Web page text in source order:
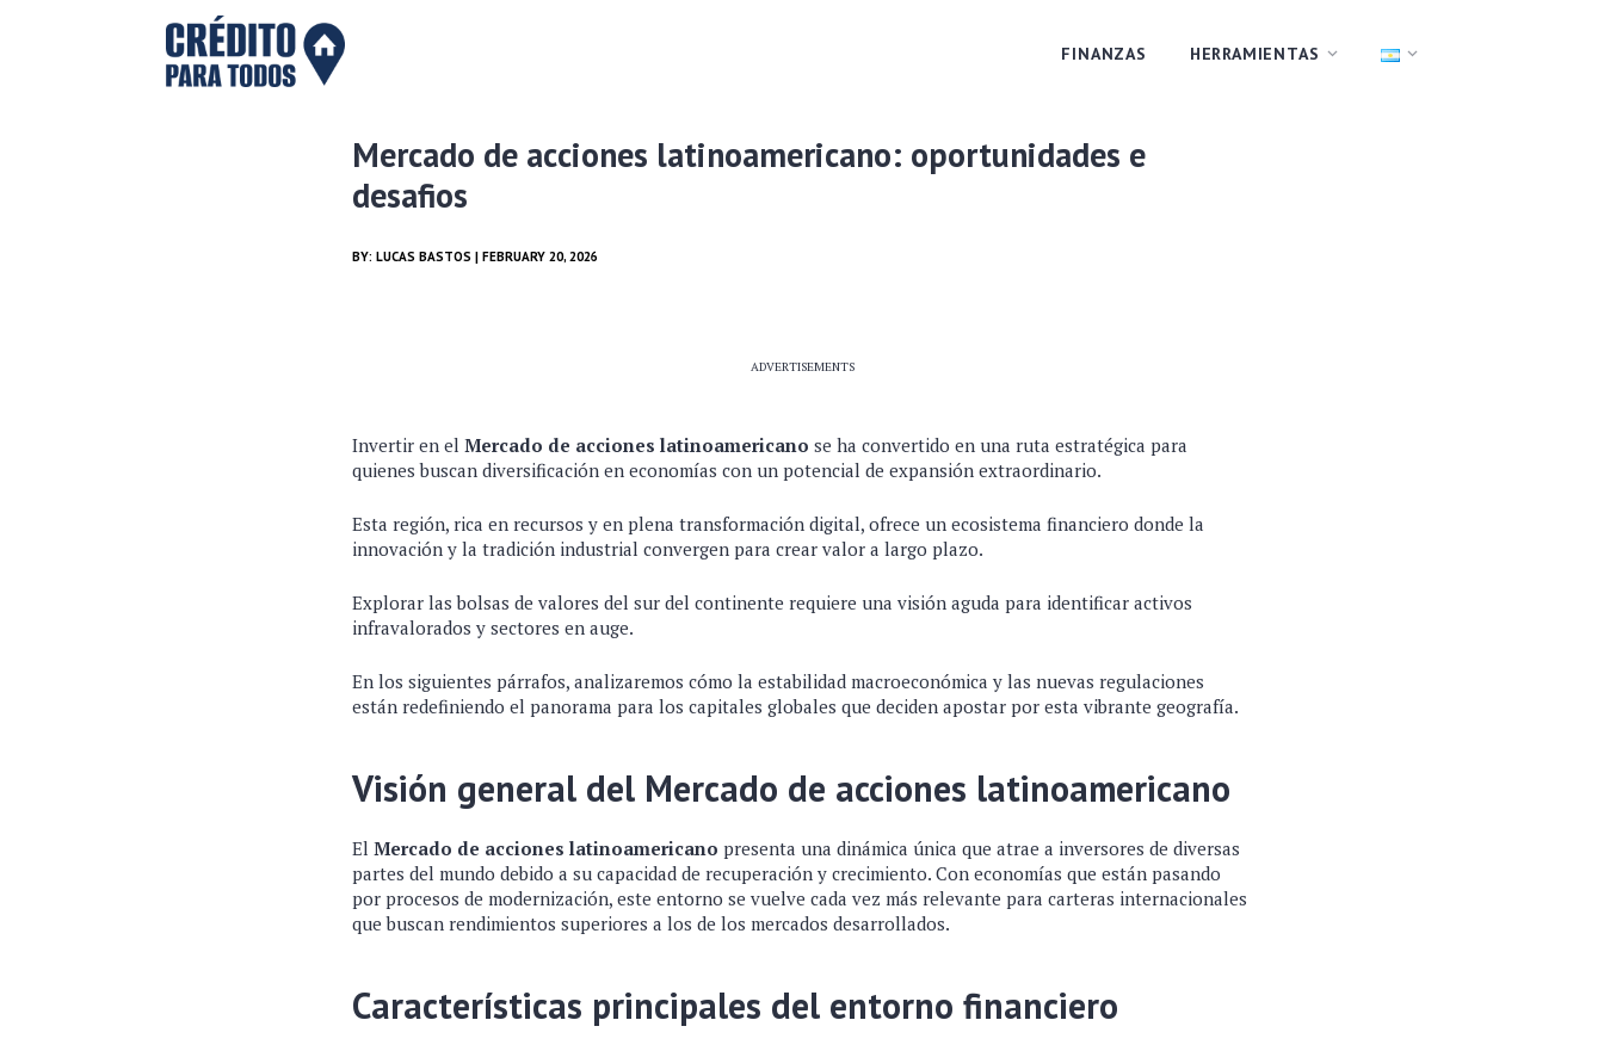
FINANZAS HERRAMIENTAS
Mercado de acciones latinoamericano: oportunidades e
desafios
BY: LUCAS BASTOS | FEBRUARY 20, 2026
ADVERTISEMENTS
Invertir en el Mercado de acciones latinoamericano se ha convertido en una ruta estratégica para
quienes buscan diversificación en economías con un potencial de expansión extraordinario.
Esta región, rica en recursos y en plena transformación digital, ofrece un ecosistema financiero donde la
innovación y la tradición industrial convergen para crear valor a largo plazo.
Explorar las bolsas de valores del sur del continente requiere una visión aguda para identificar activos
infravalorados y sectores en auge.
En los siguientes párrafos, analizaremos cómo la estabilidad macroeconómica y las nuevas regulaciones
están redefiniendo el panorama para los capitales globales que deciden apostar por esta vibrante geografía.
Visión general del Mercado de acciones latinoamericano
El Mercado de acciones latinoamericano presenta una dinámica única que atrae a inversores de diversas
partes del mundo debido a su capacidad de recuperación y crecimiento. Con economías que están pasando
por procesos de modernización, este entorno se vuelve cada vez más relevante para carteras internacionales
que buscan rendimientos superiores a los de los mercados desarrollados.
Características principales del entorno financiero